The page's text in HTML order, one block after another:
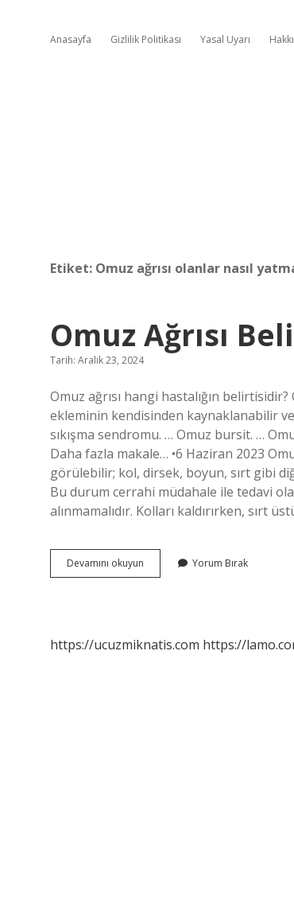
Anasayfa Gizlilik Politikası Yasal Uyarı
Etiket: Omuz ağrısı olanlar nasıl
Omuz Ağrısı
Tarih: Aralık 23, 2024
Omuz ağrısı hangi hastalığın
ekleminin kendisinden kaynaklanabilir
sıkışma sendromu. … Omuz bursit. …
Daha fazla makale… •6 Haziran 2023
görülebilir; kol, dirsek, boyun, sırt gibi
Bu durum cerrahi müdahale ile tedavi
alınmamalıdır. Kolları kaldırırken, sırt
Devamını okuyun
Ağrısı
Yorum Bırak
https://ucuzmiknatis.com https://